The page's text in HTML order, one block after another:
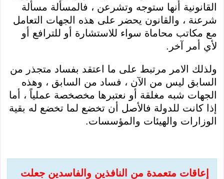
القانونية أنها ستوجه وتشرعن ، فالمسألة مسألة
شرعنة ، والقانون يحضر على هذه الجهات التعامل
مع مكاتب محاماة سواء للاستشارة أو للترافع أو
لأي أمر آخر.
ولذلك الامر مرتبط على ما اعتقد بفساد متجذر من
السابق ليس من الآن ، فساد من السابق ، وهذه
الجهات شبه مغلقة أو نعتبرها مخصخصة عملياً ، أما
إذا كانت للدولة فالأصل أن تخضع لما تخضع له بقية
الوزارات والهيئات والمؤسسات.
إعاقات متعمدة من النافذين والفاسدين جعلت